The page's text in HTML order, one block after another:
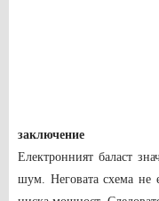
заключение
Електронният баласт
шум. Неговата схема не